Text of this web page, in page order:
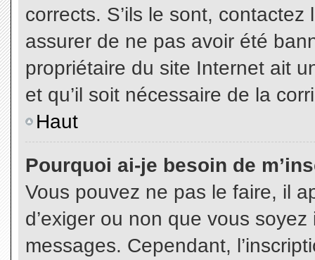
corrects. S’ils le sont,
assurer de ne pas avoir été
propriétaire du site Internet ait
et qu’il soit nécessaire de la
Haut
Pourquoi ai-je besoin de
Vous pouvez ne pas le faire, il
d’exiger ou non que vous
messages. Cependant,